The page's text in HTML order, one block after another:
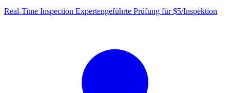
Real-Time Inspection Expertengeführte Prüfung für $5/Inspektion